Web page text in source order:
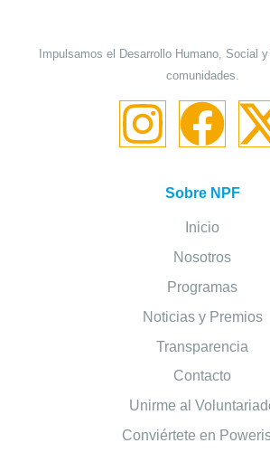
Impulsamos el Desarrollo Humano, Social
comunidades.
Sobre NPF
Inicio
Nosotros
Programas
Noticias y Premios
Transparencia
Contacto
Unirme al
Conviértete en